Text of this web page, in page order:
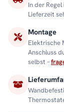
In der
Lieferzeit
Montage
Elektrische
Anschluss
selbst –